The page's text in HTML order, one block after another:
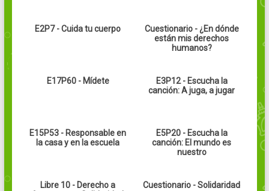
E2P7 - Cuida tu cuerpo
Cuestionario - ¿En dónde
están mis derechos
humanos?
E17P60 - Mídete
E3P12 - Escucha la
canción: A juga, a jugar
E15P53 - Responsable en
la casa y en la escuela
E5P20 - Escucha la
canción: El mundo es
nuestro
Libre 10 - Derecho a
Cuestionario - Solidaridad